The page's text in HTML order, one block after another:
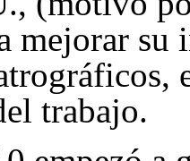
mejorar
trabajo.